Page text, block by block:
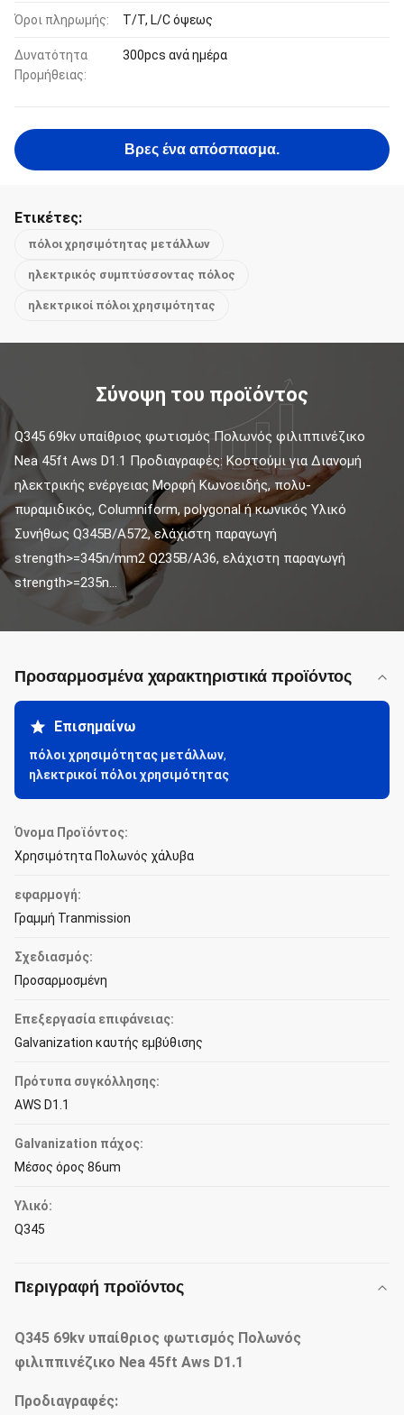
Όροι πληρωμής: T/T, L/C όψεως
Δυνατότητα
Προμήθειας:
300pcs ανά ημέρα
Βρες ένα απόσπασμα.
Ετικέτες:
πόλοι χρησιμότητας μετάλλων
ηλεκτρικός συμπτύσσοντας πόλος
ηλεκτρικοί πόλοι χρησιμότητας
Σύνοψη του προϊόντος
Q345 69kv υπαίθριος φωτισμός Πολωνός φιλιππινέζικο
Nea 45ft Aws D1.1 Προδιαγραφές: Κοστούμι για Διανομή
ηλεκτρικής ενέργειας Μορφή Κωνοειδής, πολυ-
πυραμιδικός, Columniform, polygonal ή κωνικός Υλικό
Συνήθως Q345B/A572, ελάχιστη παραγωγή
strength>=345n/mm2 Q235B/A36, ελάχιστη παραγωγή
strength>=235n...
Προσαρμοσμένα χαρακτηριστικά προϊόντος
Επισημαίνω
πόλοι χρησιμότητας μετάλλων,
ηλεκτρικοί πόλοι χρησιμότητας
Όνομα Προϊόντος:
Χρησιμότητα Πολωνός χάλυβα
εφαρμογή:
Γραμμή Tranmission
Σχεδιασμός:
Προσαρμοσμένη
Επεξεργασία επιφάνειας:
Galvanization καυτής εμβύθισης
Πρότυπα συγκόλλησης:
AWS D1.1
Galvanization πάχος:
Μέσος όρος 86um
Υλικό:
Q345
Περιγραφή προϊόντος
Q345 69kv υπαίθριος φωτισμός Πολωνός
φιλιππινέζικο Nea 45ft Aws D1.1
Προδιαγραφές: